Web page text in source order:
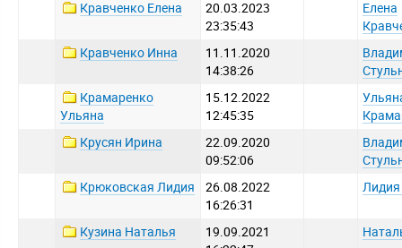
Кравченко Елена
20.03.2023
23:35:43
Елена
Кравченко Инна
11.11.2020
14:38:26
Крамаренко
Ульяна
15.12.2022
12:45:35
Крусян Ирина
22.09.2020
09:52:06
Крюковская Лидия
26.08.2022
16:26:31
Кузина Наталья
19.09.2021